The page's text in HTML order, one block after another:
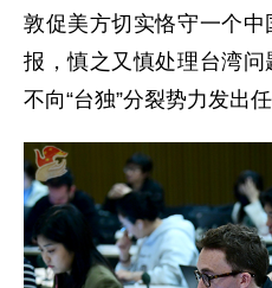
敦促美方切实恪守一个
报，慎之又慎处理台湾问
不向“台独”分裂势力发出